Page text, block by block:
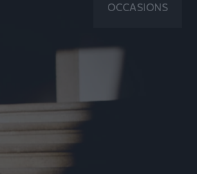
OCCASIONS